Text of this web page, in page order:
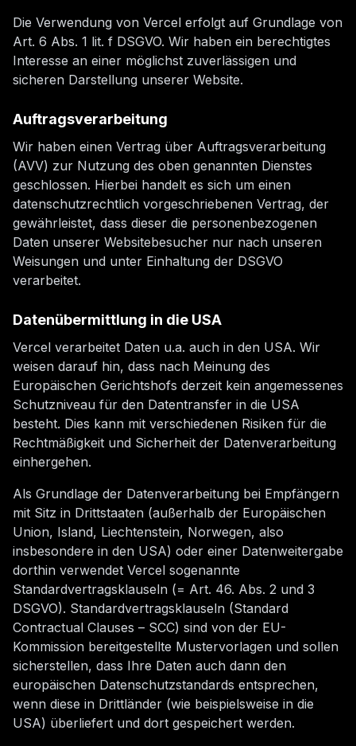
Die Verwendung von Vercel erfolgt auf Grundlage von
Art. 6 Abs. 1 lit. f DSGVO. Wir haben ein berechtigtes
Interesse an einer möglichst zuverlässigen und
sicheren Darstellung unserer Website.
Auftragsverarbeitung
Wir haben einen Vertrag über Auftragsverarbeitung
(AVV) zur Nutzung des oben genannten Dienstes
geschlossen. Hierbei handelt es sich um einen
datenschutzrechtlich vorgeschriebenen Vertrag, der
gewährleistet, dass dieser die personenbezogenen
Daten unserer Websitebesucher nur nach unseren
Weisungen und unter Einhaltung der DSGVO
verarbeitet.
Datenübermittlung in die USA
Vercel verarbeitet Daten u.a. auch in den USA. Wir
weisen darauf hin, dass nach Meinung des
Europäischen Gerichtshofs derzeit kein angemessenes
Schutzniveau für den Datentransfer in die USA
besteht. Dies kann mit verschiedenen Risiken für die
Rechtmäßigkeit und Sicherheit der Datenverarbeitung
einhergehen.
Als Grundlage der Datenverarbeitung bei Empfängern
mit Sitz in Drittstaaten (außerhalb der Europäischen
Union, Island, Liechtenstein, Norwegen, also
insbesondere in den USA) oder einer Datenweitergabe
dorthin verwendet Vercel sogenannte
Standardvertragsklauseln (= Art. 46. Abs. 2 und 3
DSGVO). Standardvertragsklauseln (Standard
Contractual Clauses – SCC) sind von der EU-
Kommission bereitgestellte Mustervorlagen und sollen
sicherstellen, dass Ihre Daten auch dann den
europäischen Datenschutzstandards entsprechen,
wenn diese in Drittländer (wie beispielsweise in die
USA) überliefert und dort gespeichert werden.